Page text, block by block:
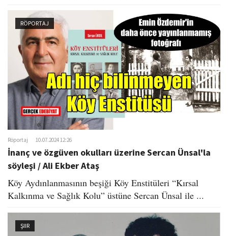
RÖPORTAJ
Röportaj 10.07.2024 12:26
İnanç ve özgüven okulları üzerine Sercan Ünsal'la
söyleşi / Ali Ekber Ataş
Köy Aydınlanmasının beşiği Köy Enstitüleri “Kırsal
Kalkınma ve Sağlık Kolu” üstüne Sercan Ünsal ile ...
ŞIIR